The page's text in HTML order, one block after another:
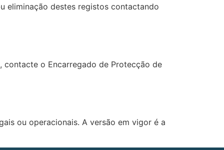
eliminação destes registos contactando
contacte o Encarregado de Protecção de
ou operacionais. A versão em vigor é a